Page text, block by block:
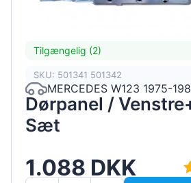
Tilgængelig (2)
SKU: 501341 501342
MERCEDES W123 1975-
Dørpanel /
Sæt
1.088 DKK